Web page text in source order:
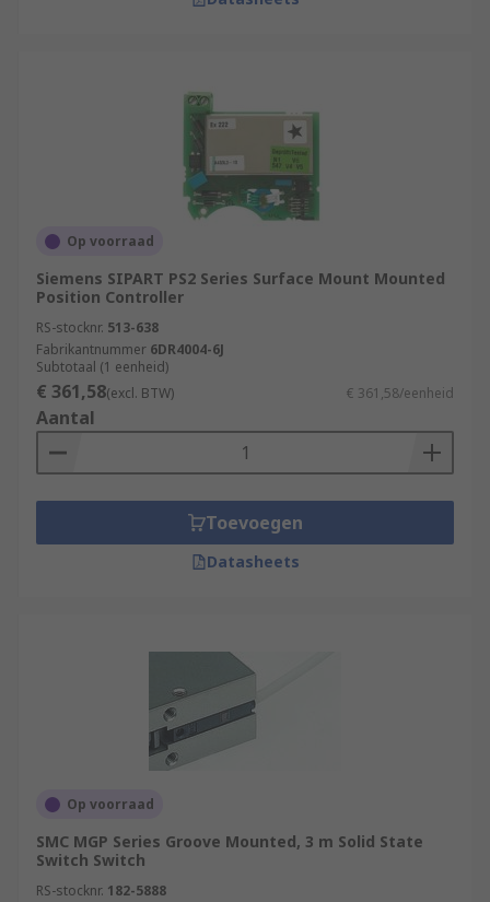
Op voorraad
Siemens SIPART PS2 Series Surface Mount Mounted
Position Controller
RS-stocknr. 513-638
Fabrikantnummer 6DR4004-6J
Subtotaal (1 eenheid)
€ 361,58(excl. BTW) € 361,58/eenheid
Aantal
Toevoegen
Datasheets
Op voorraad
SMC MGP Series Groove Mounted, 3 m Solid State
Switch Switch
RS-stocknr. 182-5888